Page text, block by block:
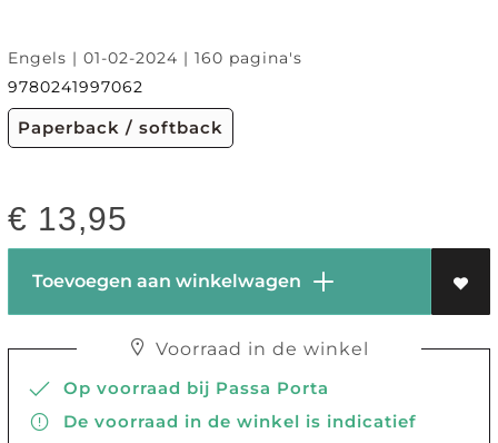
Engels | 01-02-2024 | 160 pagina's
9780241997062
Paperback / softback
€ 13,95
Toevoegen aan winkelwagen
Voorraad in de winkel
Op voorraad bij Passa Porta
De voorraad in de winkel is indicatief